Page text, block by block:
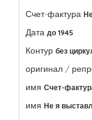
Счет-фактура
Дата до 1945
Контур без
оригинал /
имя Счет-
имя Не я